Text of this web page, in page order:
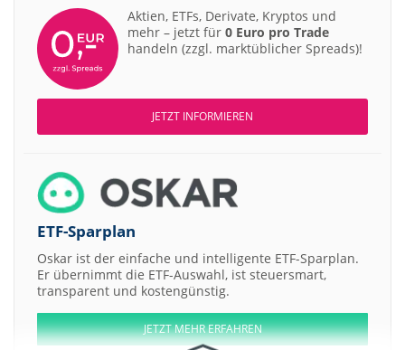
Aktien, ETFs, Derivate, Kryptos und
mehr – jetzt für 0 Euro pro Trade
handeln (zzgl. marktüblicher Spreads)!
JETZT INFORMIEREN
ETF-Sparplan
Oskar ist der einfache und intelligente ETF-Sparplan.
Er übernimmt die ETF-Auswahl, ist steuersmart,
transparent und kostengünstig.
JETZT MEHR ERFAHREN